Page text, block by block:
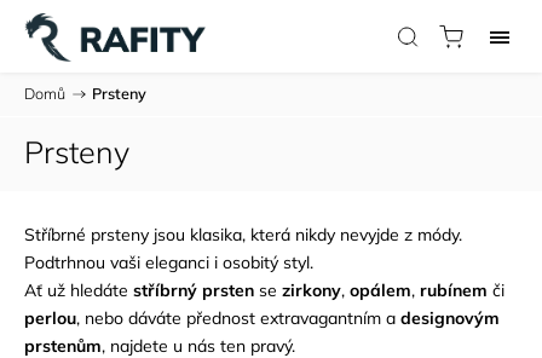
Domů / Prsteny
Prsteny
Stříbrné prsteny jsou klasika, která nikdy nevyjde z módy.
Podtrhnou vaši eleganci i osobitý styl.
Ať už hledáte stříbrný prsten se zirkony, opálem, rubínem či
perlou, nebo dáváte přednost extravagantním a designovým
prstenům, najdete u nás ten pravý.